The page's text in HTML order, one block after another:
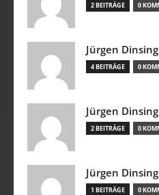
2 BEITRÄGE 0
Jürgen Dinsing
4 BEITRÄGE 0
Jürgen Dinsing
2 BEITRÄGE 0
Jürgen
1 BEITRÄGE 0